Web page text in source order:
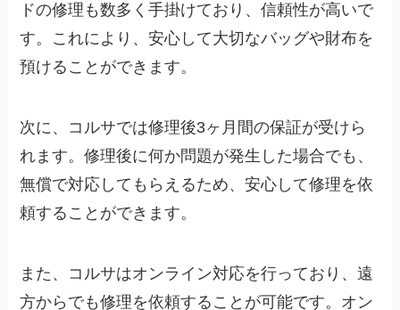
ドの修理も数多く手掛けており、信頼性が高いで
す。これにより、安心して大切なバッグや財布を
預けることができます。
次に、コルサでは修理後3ヶ月間の保証が受けら
れます。修理後に何か問題が発生した場合でも、
無償で対応してもらえるため、安心して修理を依
頼することができます。
また、コルサはオンライン対応を行っており、遠
方からでも修理を依頼することが可能です。オン